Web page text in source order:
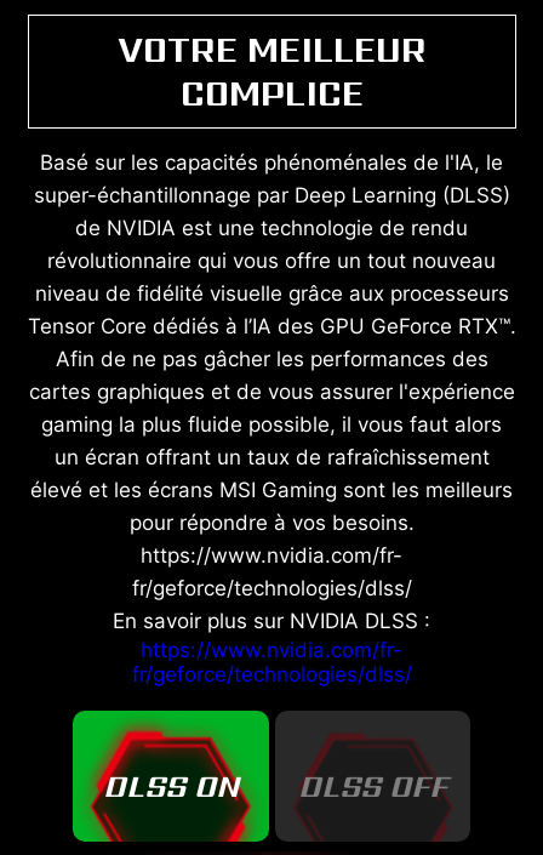
VOTRE MEILLEUR
COMPLICE
Basé sur les capacités phénoménales de l'IA, le
super-échantillonnage par Deep Learning (DLSS)
de NVIDIA est une technologie de rendu
révolutionnaire qui vous offre un tout nouveau
niveau de fidélité visuelle grâce aux processeurs
Tensor Core dédiés à l’IA des GPU GeForce RTX™.
Afin de ne pas gâcher les performances des
cartes graphiques et de vous assurer l'expérience
gaming la plus fluide possible, il vous faut alors
un écran offrant un taux de rafraîchissement
élevé et les écrans MSI Gaming sont les meilleurs
pour répondre à vos besoins.
https://www.nvidia.com/fr-
fr/geforce/technologies/dlss/
En savoir plus sur NVIDIA DLSS :
https://www.nvidia.com/fr-
fr/geforce/technologies/dlss/
DLSS ON DLSS OFF